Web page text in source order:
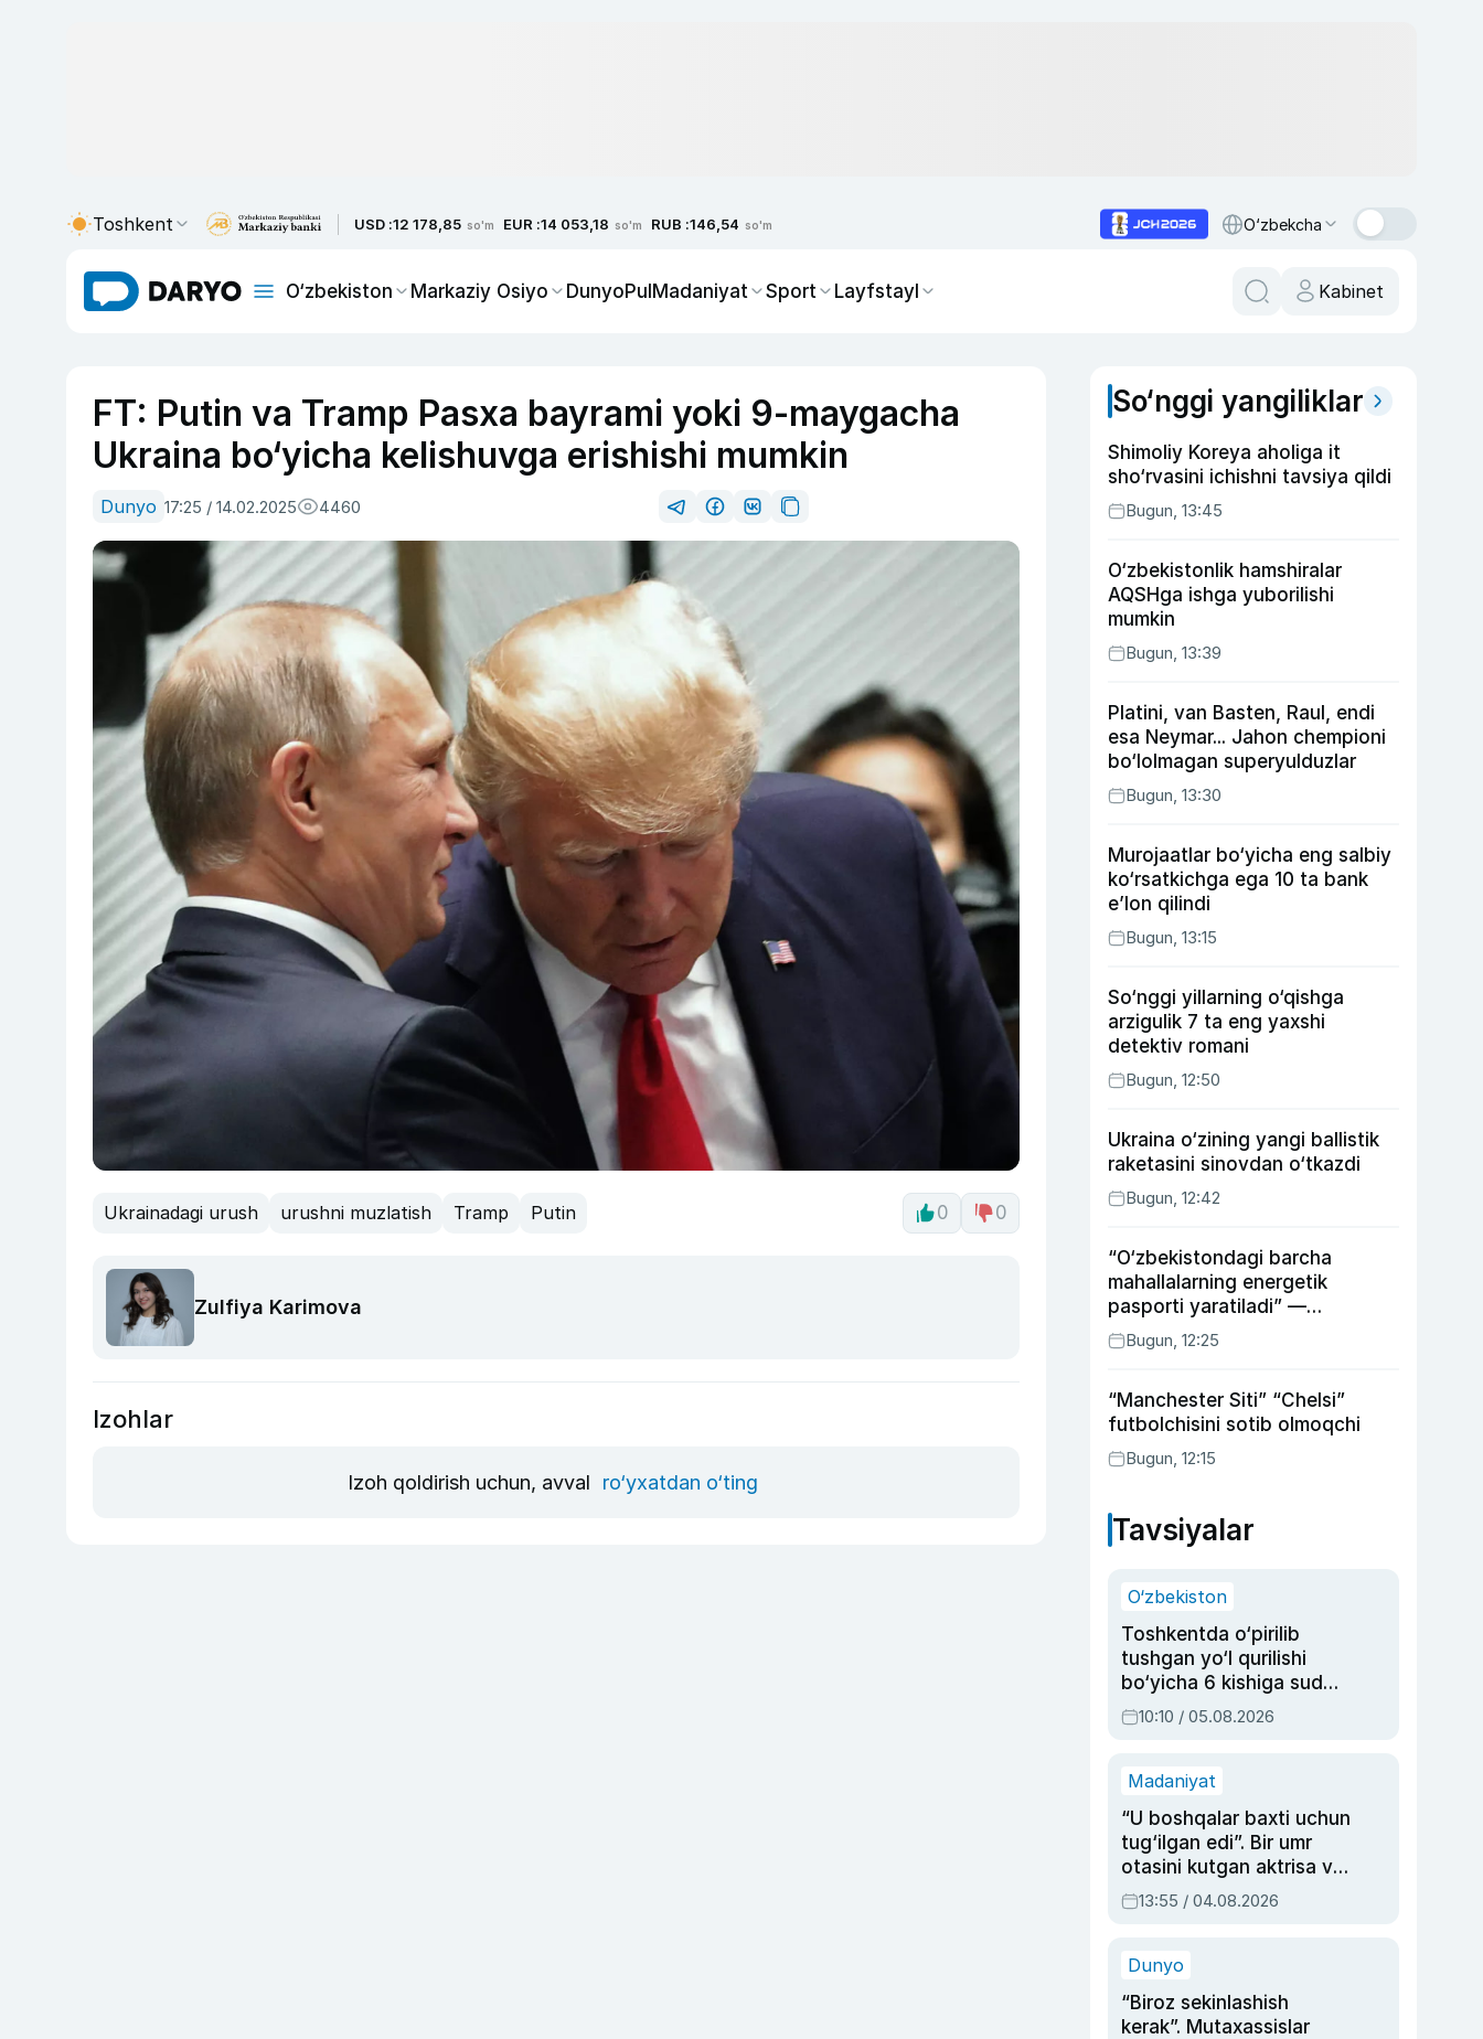
Toshkent USD :12 178,85 so'm EUR :14 053,18 so'm RUB :146,54 so'm O‘zbekcha
O‘zbekiston Markaziy Osiyo DunyoPulMadaniyat Sport Layfstayl Kabinet
FT: Putin va Tramp Pasxa bayrami yoki 9-maygacha
Ukraina bo‘yicha kelishuvga erishishi mumkin
Dunyo 17:25 / 14.02.2025 4460
Ukrainadagi urush urushni muzlatish Tramp Putin 0 0
Zulfiya Karimova
Izohlar
Izoh qoldirish uchun, avval ro‘yxatdan o‘ting
So‘nggi yangiliklar
Shimoliy Koreya aholiga it
sho‘rvasini ichishni tavsiya qildi
Bugun, 13:45
O‘zbekistonlik hamshiralar
AQSHga ishga yuborilishi
mumkin
Bugun, 13:39
Platini, van Basten, Raul, endi
esa Neymar... Jahon chempioni
bo‘lolmagan superyulduzlar
Bugun, 13:30
Murojaatlar bo‘yicha eng salbiy
ko‘rsatkichga ega 10 ta bank
e’lon qilindi
Bugun, 13:15
So‘nggi yillarning o‘qishga
arzigulik 7 ta eng yaxshi
detektiv romani
Bugun, 12:50
Ukraina o‘zining yangi ballistik
raketasini sinovdan o‘tkazdi
Bugun, 12:42
“O‘zbekistondagi barcha
mahallalarning energetik
pasporti yaratiladi” —
energetika vaziri
Bugun, 12:25
“Manchester Siti” “Chelsi”
futbolchisini sotib olmoqchi
Bugun, 12:15
Tavsiyalar
O‘zbekiston
Toshkentda o‘pirilib
tushgan yo‘l qurilishi
bo‘yicha 6 kishiga sud
hukmi o‘qildi
10:10 / 05.08.2026
Madaniyat
“U boshqalar baxti uchun
tug‘ilgan edi”. Bir umr
otasini kutgan aktrisa va
dublyaj ustasi Rimma
Ahmedovaning
13:55 / 04.08.2026
Dunyo
“Biroz sekinlashish
kerak”. Mutaxassislar